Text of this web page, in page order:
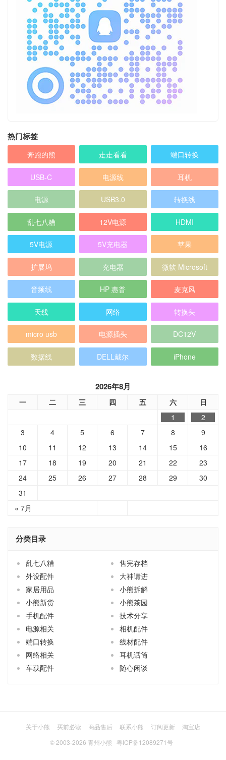
热门标签
奔跑的熊 走走看看 端口转换
USB-C 电源线 耳机
电源 USB3.0 转换线
乱七八糟 12V电源 HDMI
5V电源 5V充电器 苹果
扩展坞 充电器 微软 Microsoft
音频线 HP 惠普 麦克风
天线 网络 转换头
micro usb 电源插头 DC12V
数据线 DELL戴尔 iPhone
2026年8月
一 二 三 四 五 六 日
« 7月
1
2
3
4 5 6 7 8
9
10
11 12 13 14 15
16
17
18 19 20 21 22
23
24
25 26 27 28 29
30
31
分类目录
乱七八糟
售完存档
外设配件
大神请进
家居用品
小熊拆解
小熊新货
小熊茶园
手机配件
技术分享
电源相关
相机配件
端口转换
线材配件
网络相关
耳机话筒
车载配件
随心闲谈
关于小熊 买前必读 商品售后 联系小熊 订阅更新
淘宝店
© 2003-2026 青州小熊 粤ICP备12089271号